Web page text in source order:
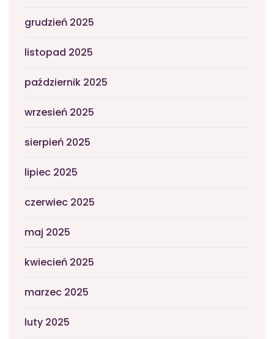
grudzień 2025
listopad 2025
październik 2025
wrzesień 2025
sierpień 2025
lipiec 2025
czerwiec 2025
maj 2025
kwiecień 2025
marzec 2025
luty 2025